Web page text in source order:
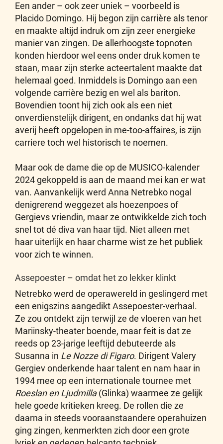
Een ander – ook zeer uniek – voorbeeld is
Placido Domingo. Hij begon zijn carrière als tenor
en maakte altijd indruk om zijn zeer energieke
manier van zingen. De allerhoogste topnoten
konden hierdoor wel eens onder druk komen te
staan, maar zijn sterke acteertalent maakte dat
helemaal goed. Inmiddels is Domingo aan een
volgende carrière bezig en wel als bariton.
Bovendien toont hij zich ook als een niet
onverdienstelijk dirigent, en ondanks dat hij wat
averij heeft opgelopen in me-too-affaires, is zijn
carriere toch wel historisch te noemen.
Maar ook de dame die op de MUSICO-kalender
2024 gekoppeld is aan de maand mei kan er wat
van. Aanvankelijk werd Anna Netrebko nogal
denigrerend weggezet als hoezenpoes of
Gergievs vriendin, maar ze ontwikkelde zich toch
snel tot dé diva van haar tijd. Niet alleen met
haar uiterlijk en haar charme wist ze het publiek
voor zich te winnen.
Assepoester – omdat het zo lekker klinkt
Netrebko werd de operawereld in geslingerd met
een enigszins aangedikt Assepoester-verhaal.
Ze zou ontdekt zijn terwijl ze de vloeren van het
Mariinsky-theater boende, maar feit is dat ze
reeds op 23-jarige leeftijd debuteerde als
Susanna in Le Nozze di Figaro. Dirigent Valery
Gergiev onderkende haar talent en nam haar in
1994 mee op een internationale tournee met
Roeslan en Ljudmilla(Glinka) waarmee ze gelijk
hele goede kritieken kreeg. De rollen die ze
daarna in steeds vooraanstaandere operahuizen
ging zingen, kenmerkten zich door een grote